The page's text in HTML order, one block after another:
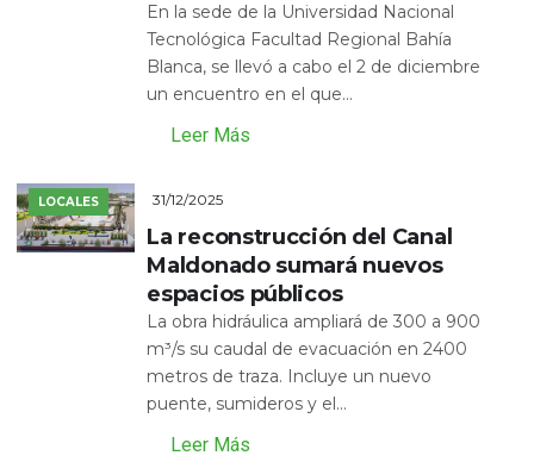
En la sede de la Universidad Nacional
Tecnológica Facultad Regional Bahía
Blanca, se llevó a cabo el 2 de diciembre
un encuentro en el que...
Leer Más
LOCALES 31/12/2025
La reconstrucción del Canal
Maldonado sumará nuevos
espacios públicos
La obra hidráulica ampliará de 300 a 900
m³/s su caudal de evacuación en 2400
metros de traza. Incluye un nuevo
puente, sumideros y el...
Leer Más